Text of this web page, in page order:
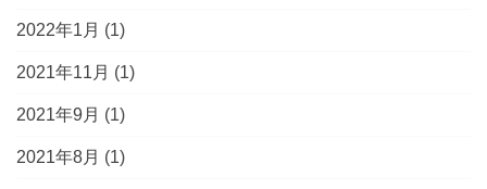
2022年1月 (1)
2021年11月 (1)
2021年9月 (1)
2021年8月 (1)